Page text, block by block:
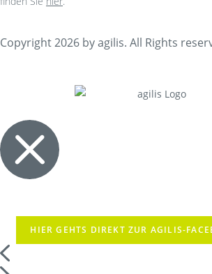
Copyright 2026 by agilis. All Rights
HIER GEHTS DIREKT ZUR AGILIS-